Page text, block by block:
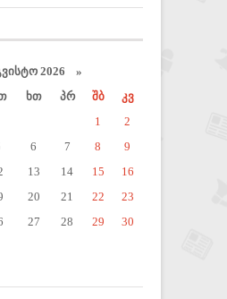
2026 »
ხთ პრ შბ
კვ
1
2
6 7 8
9
13 14 15
16
20 21 22
23
27 28 29
30